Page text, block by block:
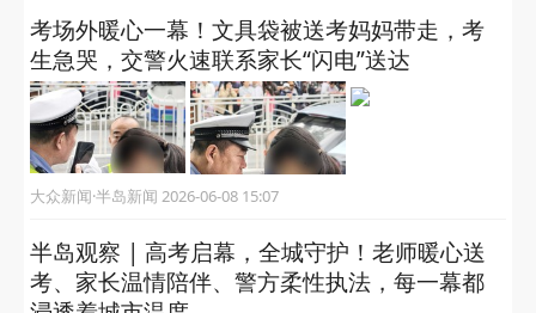
考场外暖心一幕！文具袋被送考妈妈带走，考
生急哭，交警火速联系家长“闪电”送达
大众新闻·半岛新闻 2026-06-08 15:07
半岛观察 | 高考启幕，全城守护！老师暖心送
考、家长温情陪伴、警方柔性执法，每一幕都